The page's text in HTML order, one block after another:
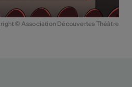
© Association Découvertes Théâtre